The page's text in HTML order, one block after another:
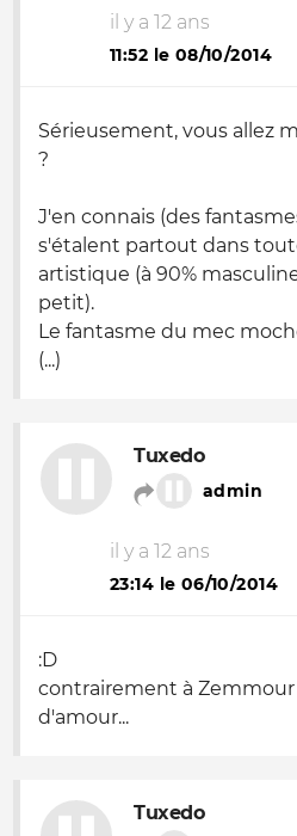
il y a 12 ans
11:52 le 08/10/2014
Sérieusement, vous allez
?
J'en connais (des
s'étalent partout dans
artistique (à 90%
petit).
Le fantasme du mec
(...)
Tuxedo
admin
il y a 12 ans
23:14 le 06/10/2014
:D
contrairement à
d'amour...
Tuxedo